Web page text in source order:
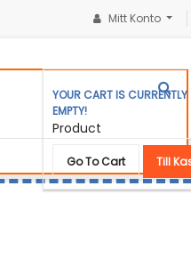
Mitt Konto
YOUR CART IS CURRENTLY
EMPTY!
Product
Go To Cart Till
KONTAKTA OSS